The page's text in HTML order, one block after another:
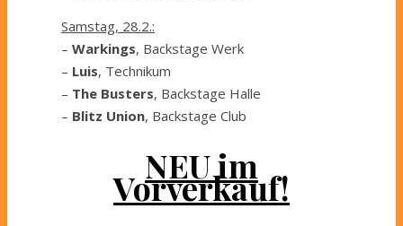
Samstag, 28.2.:
– Warkings, Backstage Werk
– Luis, Technikum
– The Busters, Backstage Halle
– Blitz Union, Backstage Club
NEU im
Vorverkauf!